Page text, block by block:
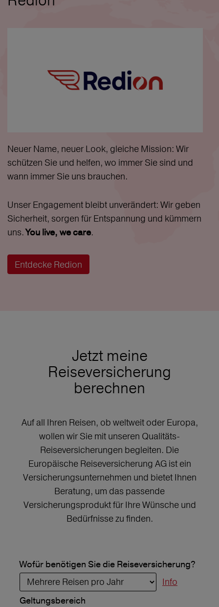
Neuer Name, neuer Look, gleiche Mission: Wir
schützen Sie und helfen, wo immer Sie sind und
wann immer Sie uns brauchen.
Unser Engagement bleibt unverändert: Wir geben
Sicherheit, sorgen für Entspannung und kümmern
uns.You live, we care.
Entdecke Redion
Jetzt meine
Reiseversicherung
berechnen
Auf all Ihren Reisen, ob weltweit oder Europa,
wollen wir Sie mit unseren Qualitäts-
Reiseversicherungen begleiten. Die
Europäische Reiseversicherung AG ist ein
Versicherungsunternehmen und bietet Ihnen
Beratung, um das passende
Versicherungsprodukt für Ihre Wünsche und
Bedürfnisse zu finden.
Wofür benötigen Sie die Reiseversicherung?
Info
Geltungs­bereich